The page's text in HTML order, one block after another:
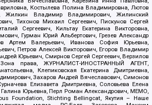
Костылева Полина Владимировна, Лютов
Жилкин Владимир Владимирович, Жилинский
Тихонов Михаил Сергеевич, Пискунов Сергей
Сергеевич, Кильтау Екатерина Викторовна,
Гурман Юрий Альбертович, Грезев Александр
Артем Валерьевич, Иванова София Юрьевна,
Петров Алексей Викторович, Егоров Владимир
Юрьевич, Смирнов Сергей Сергеевич, Верзилов
права, ЖУРНАЛИСТ-ИНОСТРАННЫЙ АГЕНТ,
Клепиковская Екатерина Дмитриевна,
Захаров Андрей Вячеславович, Симонов
Елизавета Дмитриевна, Соловьева Елена
Галина Юрьевна, Перл Роман Александрович, МЕМО,
Foundation, Stichting Bellingcat, Якутия – Наше